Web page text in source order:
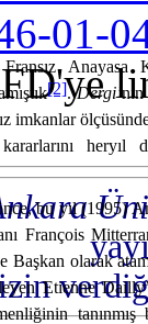
01-
Anayasa
[2].Dergi’nin
imkanlar
kararlarını
bu yıl (1995)
François
olarak
Etienne